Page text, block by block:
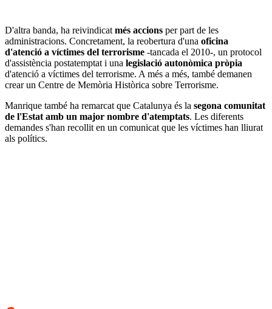
D'altra banda, ha reivindicat més accions per part de les
administracions. Concretament, la reobertura d'una oficina
d'atenció a víctimes del terrorisme -tancada el 2010-, un protocol
d'assistència postatemptat i una legislació autonòmica pròpia
d'atenció a víctimes del terrorisme. A més a més, també demanen
crear un Centre de Memòria Històrica sobre Terrorisme.
Manrique també ha remarcat que Catalunya és la segona comunitat
de l'Estat amb un major nombre d'atemptats. Les diferents
demandes s'han recollit en un comunicat que les víctimes han lliurat
als polítics.